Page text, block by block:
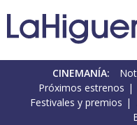
CINEMANÍA:
Próximos estrenos
Festivales y premios